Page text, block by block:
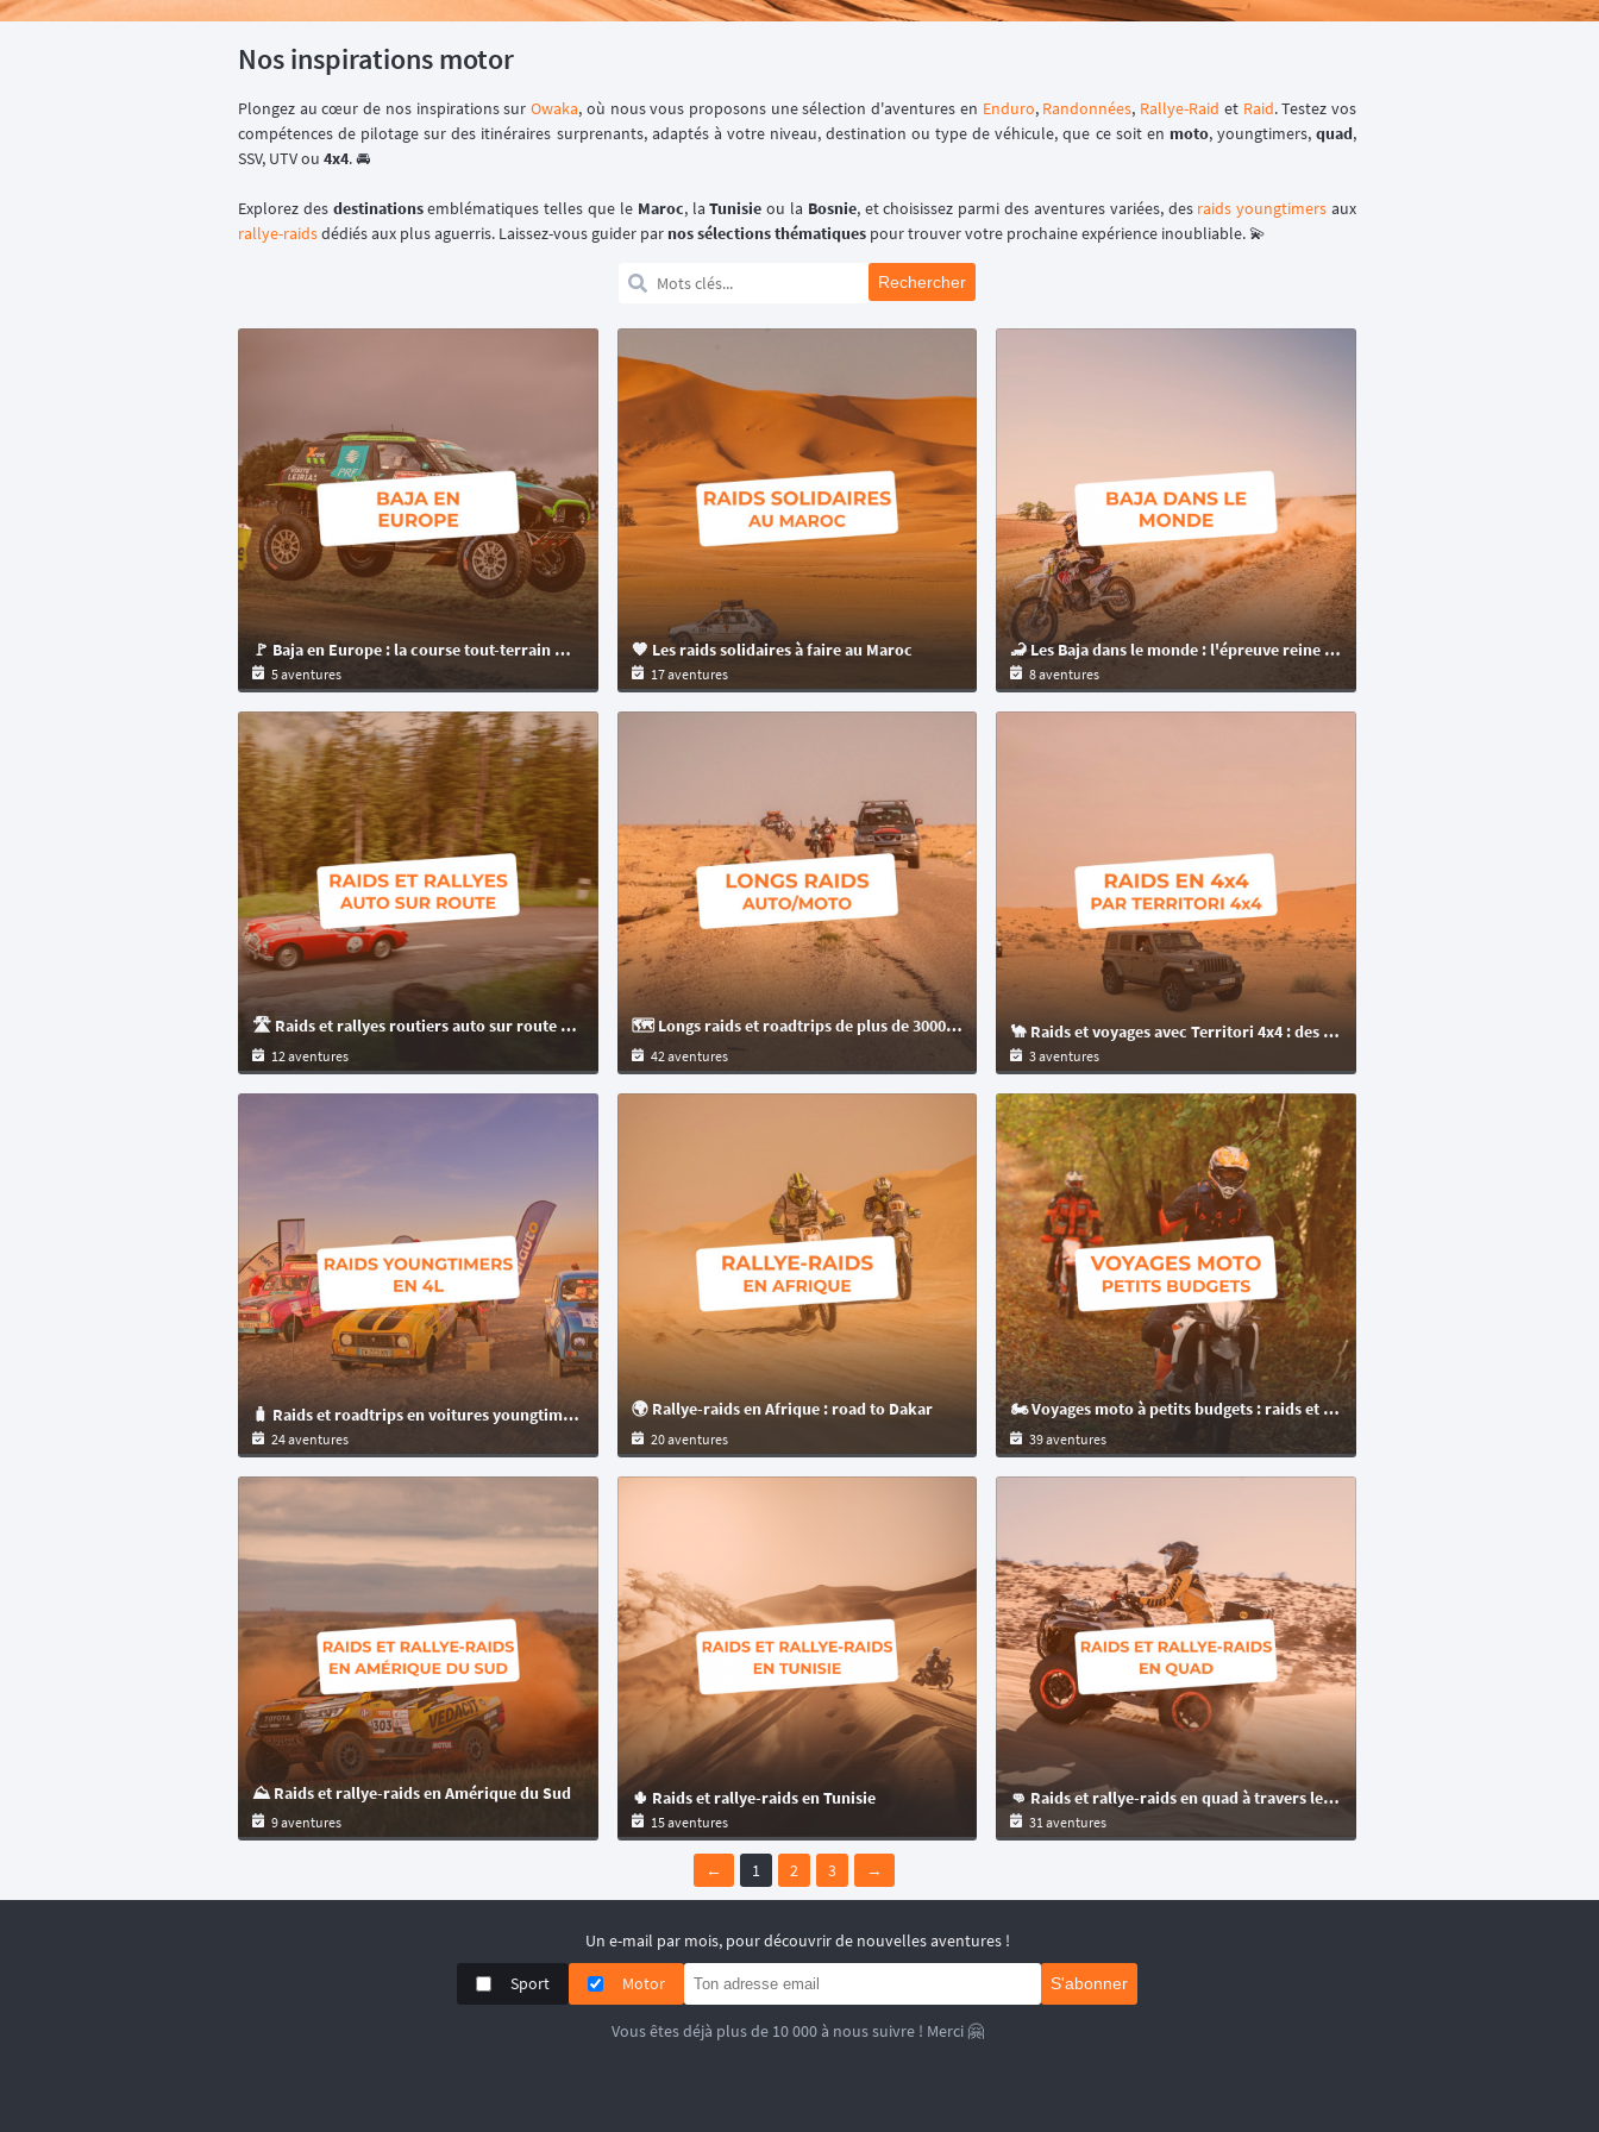
Nos inspirations motor
Plongez au cœur de nos inspirations surOwaka, où nous vous proposons une sélection d'aventures en Enduro, Randonnées, Rallye-Raid et Raid. Testez vos
compétences de pilotage sur des itinéraires surprenants, adaptés à votre niveau, destination ou type de véhicule, que ce soit en moto, youngtimers,quad,
SSV, UTV ou 4x4. 🚘
Explorez des destinationsemblématiques telles que le Maroc, laTunisie ou la Bosnie, et choisissez parmi des aventures variées, des raids youngtimers aux
rallye-raidsdédiés aux plus aguerris. Laissez-vous guider par nos sélections thématiques pour trouver votre prochaine expérience inoubliable. 💫
🚩 Baja en Europe : la course tout-terrain mythique en territoire européen
5 aventures
🧡 Les raids solidaires à faire au Maroc
17 aventures
🦂 Les Baja dans le monde : l'épreuve reine du tout-terrain entre vitesse, désert et liberté
8 aventures
🛣️ Raids et rallyes routiers auto sur route goudronnée uniquement
12 aventures
🗺️ Longs raids et roadtrips de plus de 3000 km à parcourir en auto ou moto à travers le monde
42 aventures
🐪 Raids et voyages avec Territori 4x4 : des aventures en 4x4 off-road à travers le désert
3 aventures
🧳 Raids et roadtrips en voitures youngtimers en 4L
24 aventures
🌍 Rallye-raids en Afrique : road to Dakar
20 aventures
🏍️ Voyages moto à petits budgets : raids et randonnées moto
39 aventures
⛰️ Raids et rallye-raids en Amérique du Sud
9 aventures
🌵 Raids et rallye-raids en Tunisie
15 aventures
👊 Raids et rallye-raids en quad à travers le monde
31 aventures
← 1 2 3 →
Un e-mail par mois, pour découvrir de nouvelles aventures !
Sport
Motor S'abonner
Vous êtes déjà plus de 10 000 à nous suivre ! Merci 🤗